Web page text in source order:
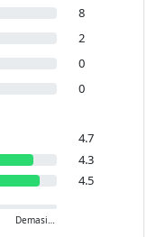
8
2
0
0
4.7
4.3
4.5
Demasiado grande